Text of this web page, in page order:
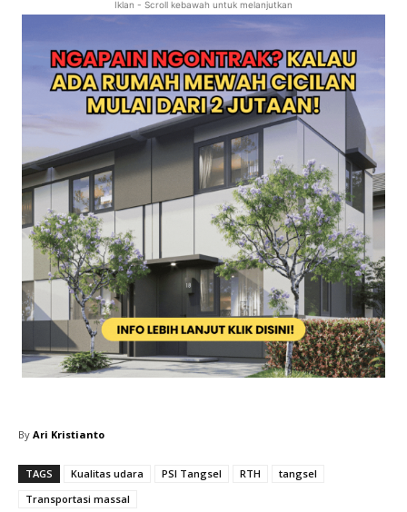
Iklan - Scroll kebawah untuk melanjutkan
By Ari Kristianto
TAGS Kualitas udara PSI Tangsel RTH
tangsel
Transportasi massal